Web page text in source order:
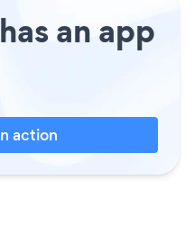
an app
action